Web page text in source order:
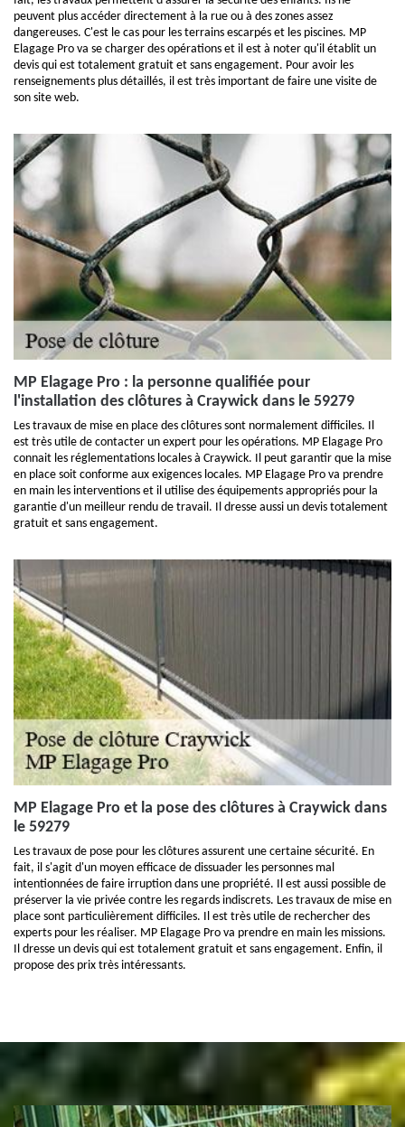
peuvent plus accéder directement à la rue ou à des zones assez
dangereuses. C'est le cas pour les terrains escarpés et les piscines. MP
Elagage Pro va se charger des opérations et il est à noter qu'il établit un
devis qui est totalement gratuit et sans engagement. Pour avoir les
renseignements plus détaillés, il est très important de faire une visite de
son site web.
MP Elagage Pro : la personne qualifiée pour
l'installation des clôtures à Craywick dans le 59279
Les travaux de mise en place des clôtures sont normalement difficiles. Il
est très utile de contacter un expert pour les opérations. MP Elagage Pro
connait les réglementations locales à Craywick. Il peut garantir que la mise
en place soit conforme aux exigences locales. MP Elagage Pro va prendre
en main les interventions et il utilise des équipements appropriés pour la
garantie d'un meilleur rendu de travail. Il dresse aussi un devis totalement
gratuit et sans engagement.
MP Elagage Pro et la pose des clôtures à Craywick dans
le 59279
Les travaux de pose pour les clôtures assurent une certaine sécurité. En
fait, il s'agit d'un moyen efficace de dissuader les personnes mal
intentionnées de faire irruption dans une propriété. Il est aussi possible de
préserver la vie privée contre les regards indiscrets. Les travaux de mise en
place sont particulièrement difficiles. Il est très utile de rechercher des
experts pour les réaliser. MP Elagage Pro va prendre en main les missions.
Il dresse un devis qui est totalement gratuit et sans engagement. Enfin, il
propose des prix très intéressants.